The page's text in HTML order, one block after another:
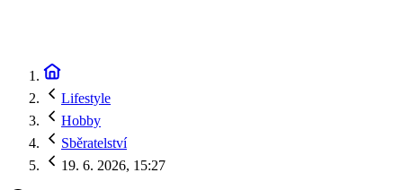
Lifestyle
Hobby
Sběratelství
19. 6. 2026, 15:27